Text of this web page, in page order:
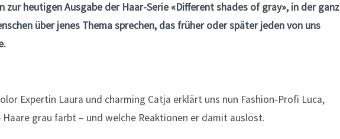
zur heutigen Ausgabe der Haar-Serie «Different shades of gray», in der ganz
über jenes Thema sprechen, das früher oder später jeden von uns
Expertin Laura und charming Catja erklärt uns nun Fashion-Profi Luca,
Haare grau färbt – und welche Reaktionen er damit auslöst.